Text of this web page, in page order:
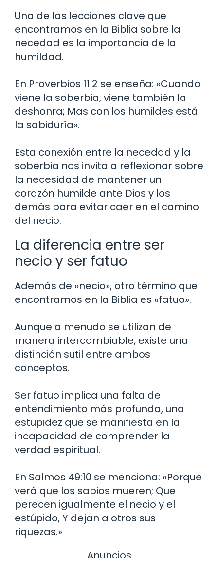
Una de las lecciones clave que
encontramos en la Biblia sobre la
necedad es la importancia de la
humildad.
En Proverbios 11:2 se enseña: «Cuando
viene la soberbia, viene también la
deshonra; Mas con los humildes está
la sabiduría».
Esta conexión entre la necedad y la
soberbia nos invita a reflexionar sobre
la necesidad de mantener un
corazón humilde ante Dios y los
demás para evitar caer en el camino
del necio.
La diferencia entre ser
necio y ser fatuo
Además de «necio», otro término que
encontramos en la Biblia es «fatuo».
Aunque a menudo se utilizan de
manera intercambiable, existe una
distinción sutil entre ambos
conceptos.
Ser fatuo implica una falta de
entendimiento más profunda, una
estupidez que se manifiesta en la
incapacidad de comprender la
verdad espiritual.
En Salmos 49:10 se menciona: «Porque
verá que los sabios mueren; Que
perecen igualmente el necio y el
estúpido, Y dejan a otros sus
riquezas.»
Anuncios